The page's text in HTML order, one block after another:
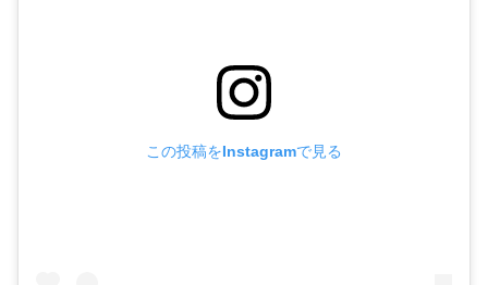
この投稿をInstagramで見る